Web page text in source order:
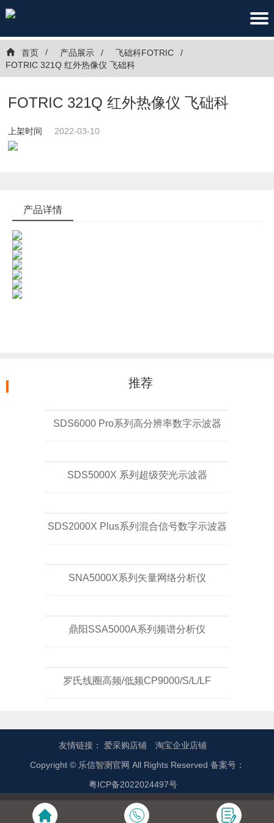
首页 产品展示
飞础科FOTRIC
FOTRIC 321Q 红外热像仪 飞础科
FOTRIC 321Q 红外热像仪 飞础科
上架时间 2022-03-10
产品详情
推荐
SDS6000 Pro系列高分辨率数字示波器
SDS5000X 系列超级荧光示波器
SDS2000X Plus系列混合信号数字示波器
SNA5000X系列矢量网络分析仪
鼎阳SSA5000A系列频谱分析仪
罗氏线圈高频/低频CP9000/S/L/LF
友情链接： 爱采购店铺
淘宝企业店铺
Copyright © 乐信智测官网 All Rights Reserved 备案号：
粤ICP备2022024497号